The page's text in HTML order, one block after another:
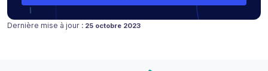
Dernière mise à jour : Publié le
19 avril 2019
25 octobre 2023